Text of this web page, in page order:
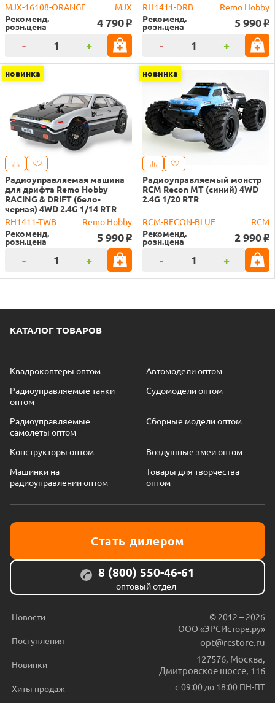
MJX-16108-ORANGE
MJX
Рекоменд.
розн.цена 4 790 o
- +
RH1411-DRB
Remo Hobby
Рекоменд.
розн.цена 5 990 o
- +
новинка
Радиоуправляемая машина
для дрифта Remo Hobby
RACING & DRIFT (бело-
черная) 4WD 2.4G 1/14 RTR
RH1411-TWB
Remo Hobby
Рекоменд.
розн.цена 5 990 o
- +
новинка
Радиоуправляемый монстр
RCM Recon MT (синий) 4WD
2.4G 1/20 RTR
RCM-RECON-BLUE
RCM
Рекоменд.
розн.цена 2 990 o
- +
КАТАЛОГ ТОВАРОВ
Квадрокоптеры оптом
Автомодели оптом
Радиоуправляемые танки
оптом
Судомодели оптом
Радиоуправляемые
самолеты оптом
Сборные модели оптом
Конструкторы оптом
Воздушные змеи оптом
Машинки на
радиоуправлении оптом
Товары для творчества
оптом
Стать дилером
8 (800) 550-46-61
оптовый отдел
Новости
Поступления
Новинки
Хиты продаж
© 2012 – 2026
ООО «ЭРСИсторе.ру»
opt@rcstore.ru
127576, Москва,
Дмитровское шоссе, 116
с 09:00 до 18:00 ПН-ПТ